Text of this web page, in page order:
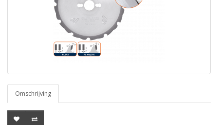
Omschrijving